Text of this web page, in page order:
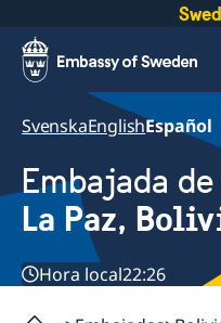
SvenskaEnglishEspañol
Embajada
La Paz,
Hora local22:26